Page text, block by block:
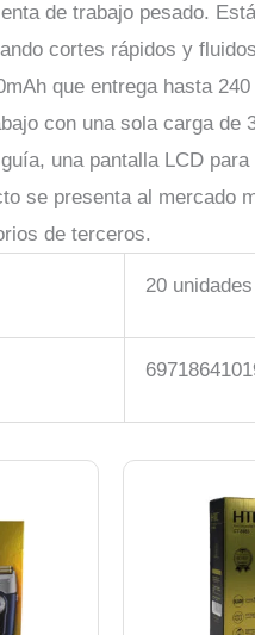
de trabajo pesado.
cortes rápidos y
que entrega hasta
con una sola carga
una pantalla LCD
se presenta al mercado
de terceros.
20 unidades